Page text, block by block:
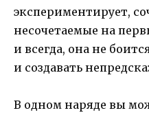
экспериментирует,
несочетаемые на
и всегда, она не
и создавать
В одном наряде вы